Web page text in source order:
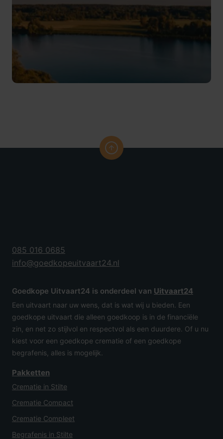
085 016 0685
info@goedkopeuitvaart24.nl
Goedkope Uitvaart24 is onderdeel van Uitvaart24
Een uitvaart naar uw wens, dat is wat wij u bieden. Een
goedkope uitvaart die alleen goedkoop is in de financiële
zin, en net zo stijlvol en respectvol als een duurdere. Of u nu
kiest voor een goedkope crematie of een goedkope
begrafenis, alles is mogelijk.
Pakketten
Crematie in Stilte
Crematie Compact
Crematie Compleet
Begrafenis in Stilte